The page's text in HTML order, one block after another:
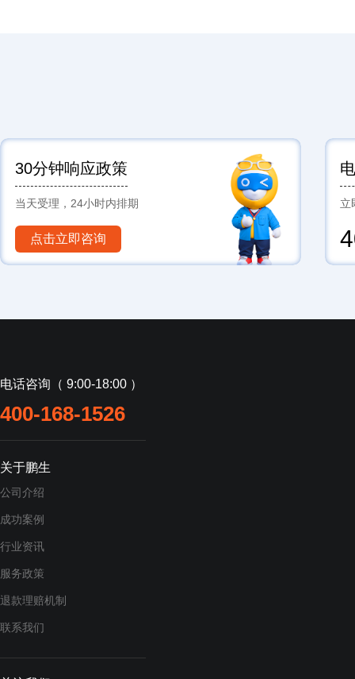
30分钟响应政策
当天受理，24小时内排期
点击立即咨询
立
电话咨询（ 9:00-18:00 ）
400-168-1526
关于鹏生
公司介绍
成功案例
行业资讯
服务政策
退款理赔机制
联系我们